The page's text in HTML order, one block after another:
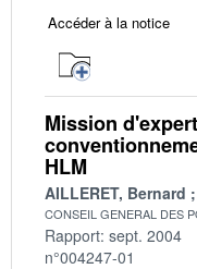
Accéder à la notice
Mission
HLM
AILLERET, Bernard
CONSEIL GENERAL DES
Rapport: sept. 2004
n°004247-01